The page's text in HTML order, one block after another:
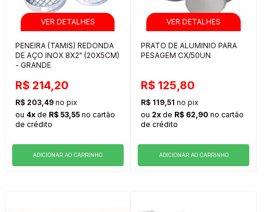
PENEIRA (TAMIS) REDONDA
DE AÇO INOX 8X2" (20X5CM)
- GRANDE
R$ 214,20
R$ 203,49 no pix
ou 4x de R$ 53,55 no cartão
de crédito
ADICIONAR AO CARRINHO
PRATO DE ALUMINIO PARA
PESAGEM CX/50UN
R$ 125,80
R$ 119,51 no pix
ou 2x de R$ 62,90 no cartão
de crédito
ADICIONAR AO CARRINHO